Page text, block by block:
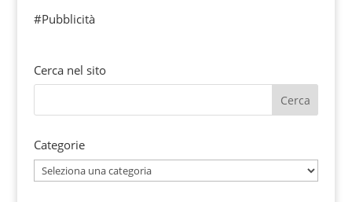
#Pubblicità
Cerca nel sito
Categorie
Categorie